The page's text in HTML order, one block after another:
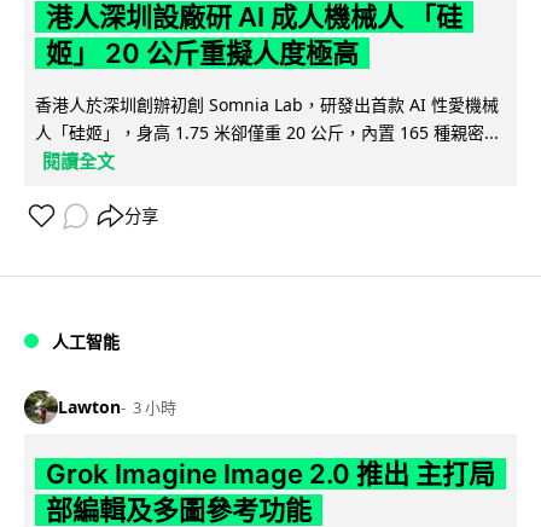
港人深圳設廠研 AI 成人機械人 「硅
姬」 20 公斤重擬人度極高
香港人於深圳創辦初創 Somnia Lab，研發出首款 AI 性愛機械
人「硅姬」，身高 1.75 米卻僅重 20 公斤，內置 165 種親密...
閱讀全文
分享
人工智能
Lawton 3 小時
Grok Imagine Image 2.0 推出 主打局
部編輯及多圖參考功能